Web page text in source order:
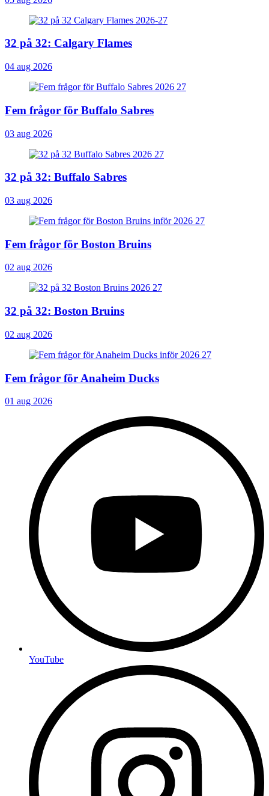
32 på 32: Calgary Flames
04 aug 2026
Fem frågor för Buffalo Sabres
03 aug 2026
32 på 32: Buffalo Sabres
03 aug 2026
Fem frågor för Boston Bruins
02 aug 2026
32 på 32: Boston Bruins
02 aug 2026
Fem frågor för Anaheim Ducks
01 aug 2026
YouTube